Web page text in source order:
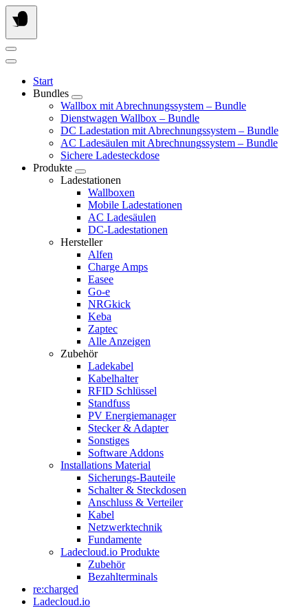
Springe
zum
Inhalt
Start
Bundles
Wallbox mit Abrechnungssystem – Bundle
Dienstwagen Wallbox – Bundle
DC Ladestation mit Abrechnungssystem – Bundle
AC Ladesäulen mit Abrechnungssystem – Bundle
Sichere Ladesteckdose
Produkte
Ladestationen
Wallboxen
Mobile Ladestationen
AC Ladesäulen
DC-Ladestationen
Hersteller
Alfen
Charge Amps
Easee
Go-e
NRGkick
Keba
Zaptec
Alle Anzeigen
Zubehör
Ladekabel
Kabelhalter
RFID Schlüssel
Standfuss
PV Energiemanager
Stecker & Adapter
Sonstiges
Software Addons
Installations Material
Sicherungs-Bauteile
Schalter & Steckdosen
Anschluss & Verteiler
Kabel
Netzwerktechnik
Fundamente
Ladecloud.io Produkte
Zubehör
Bezahlterminals
re:charged
Ladecloud.io